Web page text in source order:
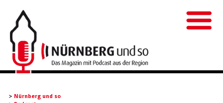
Nürnberg und so